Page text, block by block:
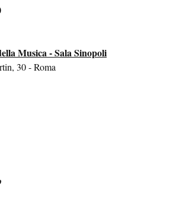
Musica - Sala Sinopoli
30 - Roma